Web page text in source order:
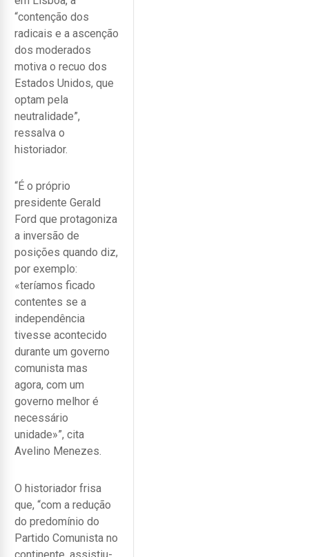
“contenção dos
radicais e a ascenção
dos moderados
motiva o recuo dos
Estados Unidos, que
optam pela
neutralidade”,
ressalva o
historiador.
“É o próprio
presidente Gerald
Ford que protagoniza
a inversão de
posições quando diz,
por exemplo:
«teríamos ficado
contentes se a
independência
tivesse acontecido
durante um governo
comunista mas
agora, com um
governo melhor é
necessário
unidade»”, cita
Avelino Menezes.
O historiador frisa
que, “com a redução
do predomínio do
Partido Comunista no